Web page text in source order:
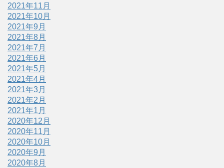
2021年11月
2021年10月
2021年9月
2021年8月
2021年7月
2021年6月
2021年5月
2021年4月
2021年3月
2021年2月
2021年1月
2020年12月
2020年11月
2020年10月
2020年9月
2020年8月